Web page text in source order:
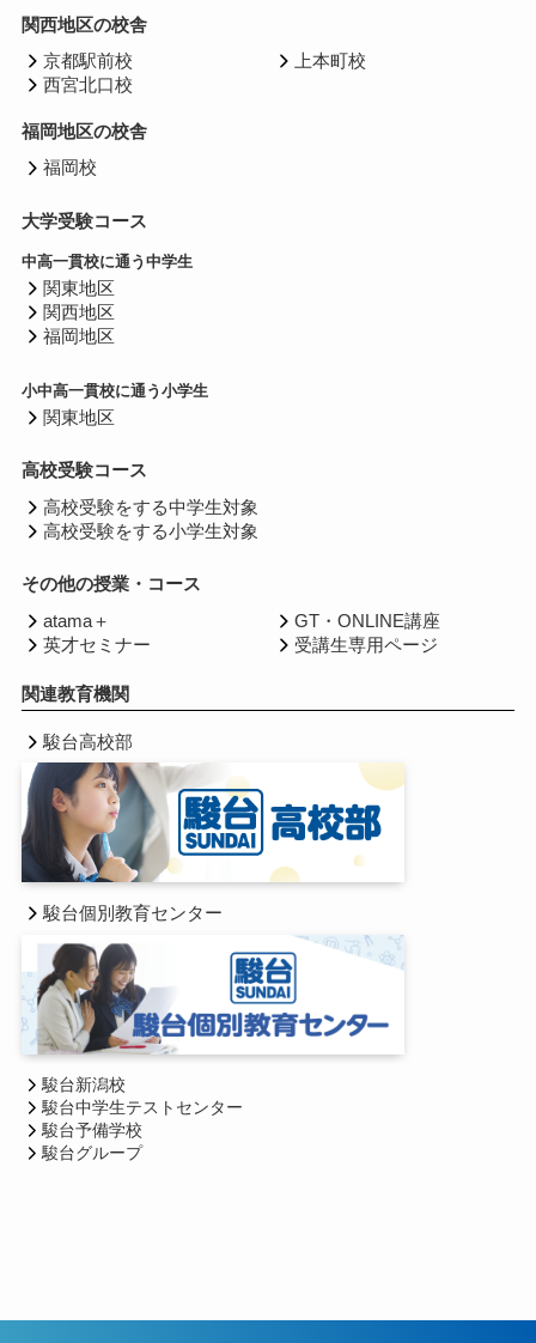
関西地区の校舎
京都駅前校
西宮北口校
上本町校
福岡地区の校舎
福岡校
大学受験コース
中高一貫校に通う中学生
関東地区
関西地区
福岡地区
小中高一貫校に通う小学生
関東地区
高校受験コース
高校受験をする中学生対象
高校受験をする小学生対象
その他の授業・コース
atama＋
英才セミナー
GT・ONLINE講座
受講生専用ページ
関連教育機関
駿台高校部
駿台個別教育センター
駿台新潟校
駿台中学生テストセンター
駿台予備学校
駿台グループ